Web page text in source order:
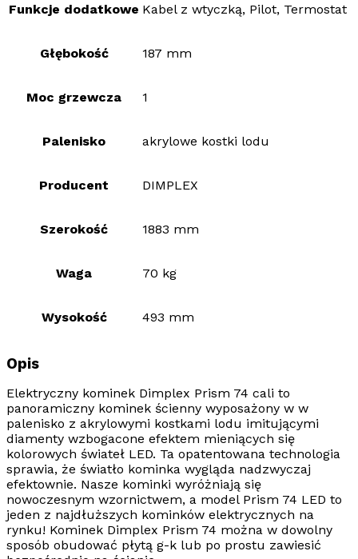
Funkcje dodatkowe Kabel z wtyczką, Pilot, Termostat
Głębokość 187 mm
Moc grzewcza 1
Palenisko akrylowe kostki lodu
Producent DIMPLEX
Szerokość 1883 mm
Waga 70 kg
Wysokość 493 mm
Opis
Elektryczny kominek Dimplex Prism 74 cali to
panoramiczny kominek ścienny wyposażony w w
palenisko z akrylowymi kostkami lodu imitującymi
diamenty wzbogacone efektem mieniących się
kolorowych świateł LED. Ta opatentowana technologia
sprawia, że światło kominka wygląda nadzwyczaj
efektownie. Nasze kominki wyróżniają się
nowoczesnym wzornictwem, a model Prism 74 LED to
jeden z najdłuższych kominków elektrycznych na
rynku! Kominek Dimplex Prism 74 można w dowolny
sposób obudować płytą g-k lub po prostu zawiesić